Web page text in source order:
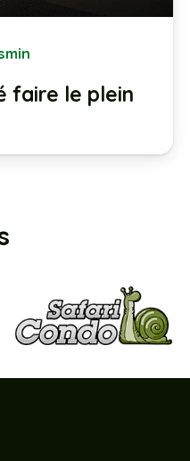
faire le plein